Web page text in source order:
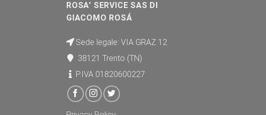
ROSA' SERVICE SAS DI
GIACOMO ROSÁ
Sede legale: VIA GRAZ 12
38121 Trento (TN)
P.IVA 01820600227